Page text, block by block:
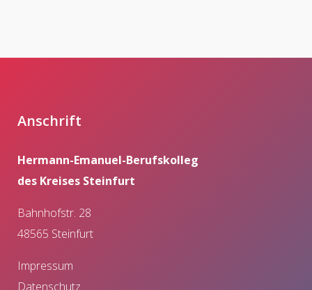
Anschrift
Hermann-Emanuel-Berufskolleg
des Kreises Steinfurt
Bahnhofstr. 28
48565 Steinfurt
Impressum
Datenschutz